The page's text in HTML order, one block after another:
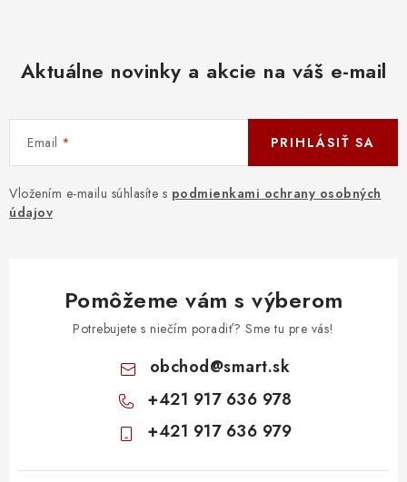
Aktuálne novinky a akcie na váš e-mail
Email
Vložením e-mailu súhlasíte s podmienkami ochrany osobných
údajov
PRIHLÁSIŤ SA
Pomôžeme vám s výberom
Potrebujete s niečím poradiť? Sme tu pre vás!
obchod@smart.sk
+421 917 636 978
+421 917 636 979